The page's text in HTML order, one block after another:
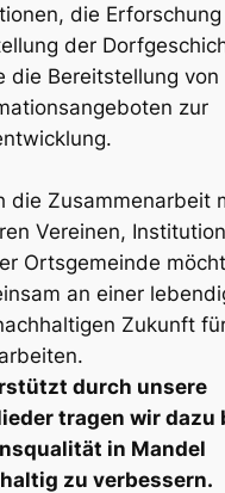
die Erforschung
der
die Bereitstellung von
zur
die Zusammenarbeit
Vereinen,
Ortsgemeinde
an einer
Zukunft
durch unsere
tragen wir dazu
in Mandel
zu verbessern.